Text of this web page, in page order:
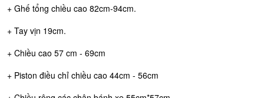
+ Ghế tổng chiều cao 82cm-94cm.
+ Tay vịn 19cm.
+ Chiều cao 57 cm - 69cm
+ Piston điều chỉ chiều cao 44cm - 56cm